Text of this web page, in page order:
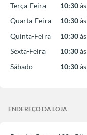
Terça-Feira
10:30às
Quarta-Feira
10:30às
Quinta-Feira
10:30às
Sexta-Feira
10:30às
Sábado
10:30às
ENDEREÇO DA LOJA